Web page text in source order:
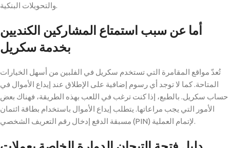
والتحويلات البنكية.
أما عن سبب استمتاع المشاركين الكنديين
بخدمة سكريل
تُعدّ مواقع المقامرة التي تستخدم سكريل في الفلبين من أسهل الخيارات
المتاحة. كما لا توجد أي رسوم إضافية على الإطلاق عند إيداع الأموال في
حساب سكريل. بالطبع، إذا كنت ترغب في اللعب بهذه الطريقة، فهناك بعض
الأمور التي يجب مراعاتها. يتطلب إيداع الأموال باستخدام بطاقة ائتمان
مسبقة الدفع إدخال رقم التعريف الشخصي (PIN) لإتمام العملية.